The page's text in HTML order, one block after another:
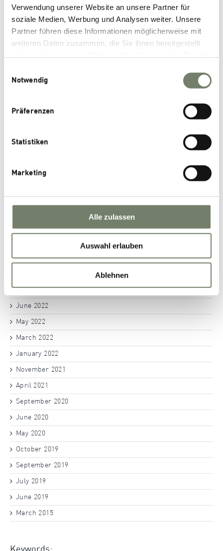
Verwendung unserer Website an unsere Partner für
soziale Medien, Werbung und Analysen weiter. Unsere
Partner führen diese Informationen möglicherweise mit
weiteren Daten zusammen, die Sie ihnen bereitgestellt
Notwendig
Präferenzen
Statistiken
Marketing
Alle zulassen
Auswahl erlauben
Ablehnen
Scientific Publications
Archives
August 2025
November 2024
September 2024
January 2024
November 2022
September 2022
June 2022
May 2022
March 2022
January 2022
November 2021
April 2021
September 2020
June 2020
May 2020
October 2019
September 2019
July 2019
June 2019
March 2015